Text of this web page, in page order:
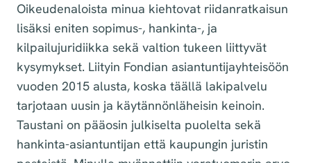
Oikeudenaloista minua kiehtovat riidanratkaisun
lisäksi eniten sopimus-, hankinta-, ja
kilpailujuridiikka sekä valtion tukeen liittyvät
kysymykset. Liityin Fondian asiantuntijayhteisöön
vuoden 2015 alusta, koska täällä lakipalvelu
tarjotaan uusin ja käytännönläheisin keinoin.
Taustani on pääosin julkiselta puolelta sekä
hankinta-asiantuntijan että kaupungin juristin